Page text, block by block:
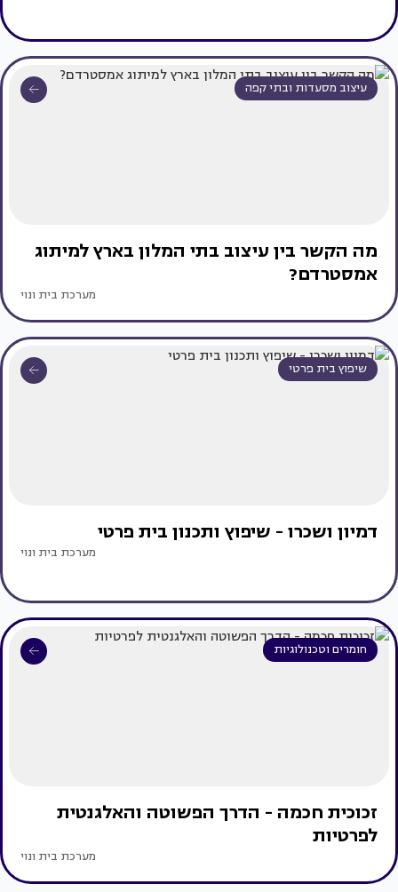
עיצוב מסעדות ובתי קפה
מה הקשר בין עיצוב בתי המלון בארץ למיתוג
אמסטרדם?
מערכת בית ונוי
שיפוץ בית פרטי
דמיון ושכרו - שיפוץ ותכנון בית פרטי
מערכת בית ונוי
חומרים וטכנולוגיות
זכוכית חכמה - הדרך הפשוטה והאלגנטית
לפרטיות
מערכת בית ונוי